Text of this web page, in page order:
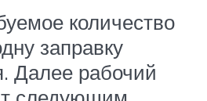
количество
заправку
Далее рабочий